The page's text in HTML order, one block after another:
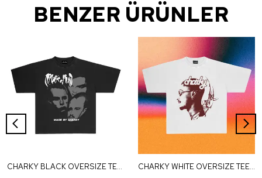
BENZER ÜRÜNLER
CHARKY BLACK OVERSIZE TEE TS72 CHARKY WHITE OVERSIZE TEE TB34